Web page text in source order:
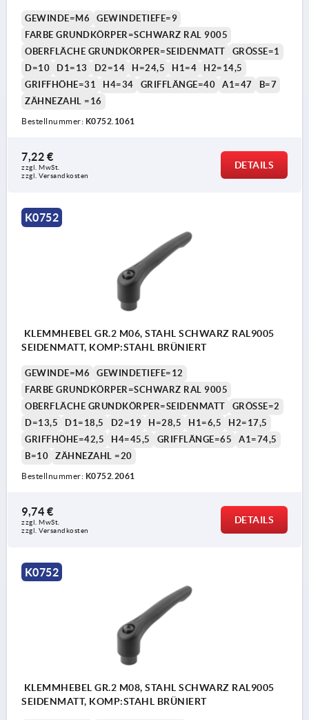
GEWINDE=M6
GEWINDETIEFE=9
FARBE GRUNDKÖRPER=SCHWARZ RAL 9005
OBERFLÄCHE GRUNDKÖRPER=SEIDENMATT
GRÖSSE=1
D=10
D1=13 D2=14 H=24,5 H1=4
H2=14,5
GRIFFHÖHE=31
H4=34 GRIFFLÄNGE=40 A1=47
B=7
ZÄHNEZAHL =16
Bestellnummer: K0752.1061
7,22 €
zzgl. MwSt.
zzgl. Versandkosten
DETAILS
K0752
KLEMMHEBEL GR.2 M06, STAHL SCHWARZ RAL9005
SEIDENMATT, KOMP:STAHL BRÜNIERT
GEWINDE=M6
GEWINDETIEFE=12
FARBE GRUNDKÖRPER=SCHWARZ RAL 9005
OBERFLÄCHE GRUNDKÖRPER=SEIDENMATT
GRÖSSE=2
D=13,5
D1=18,5 D2=19 H=28,5 H1=6,5
H2=17,5
GRIFFHÖHE=42,5
H4=45,5 GRIFFLÄNGE=65
A1=74,5
B=10
ZÄHNEZAHL =20
Bestellnummer: K0752.2061
9,74 €
zzgl. MwSt.
zzgl. Versandkosten
DETAILS
K0752
KLEMMHEBEL GR.2 M08, STAHL SCHWARZ RAL9005
SEIDENMATT, KOMP:STAHL BRÜNIERT